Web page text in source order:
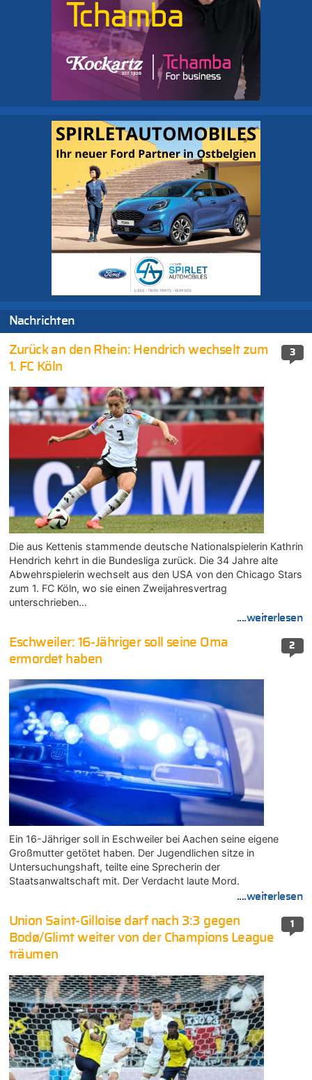
Nachrichten
3
Zurück an den Rhein: Hendrich wechselt zum
1. FC Köln
Die aus Kettenis stammende deutsche Nationalspielerin Kathrin
Hendrich kehrt in die Bundesliga zurück. Die 34 Jahre alte
Abwehrspielerin wechselt aus den USA von den Chicago Stars
zum 1. FC Köln, wo sie einen Zweijahresvertrag
unterschrieben…
....weiterlesen
2
Eschweiler: 16-Jähriger soll seine Oma
ermordet haben
Ein 16-Jähriger soll in Eschweiler bei Aachen seine eigene
Großmutter getötet haben. Der Jugendlichen sitze in
Untersuchungshaft, teilte eine Sprecherin der
Staatsanwaltschaft mit. Der Verdacht laute Mord.
....weiterlesen
1
Union Saint-Gilloise darf nach 3:3 gegen
Bodø/Glimt weiter von der Champions League
träumen